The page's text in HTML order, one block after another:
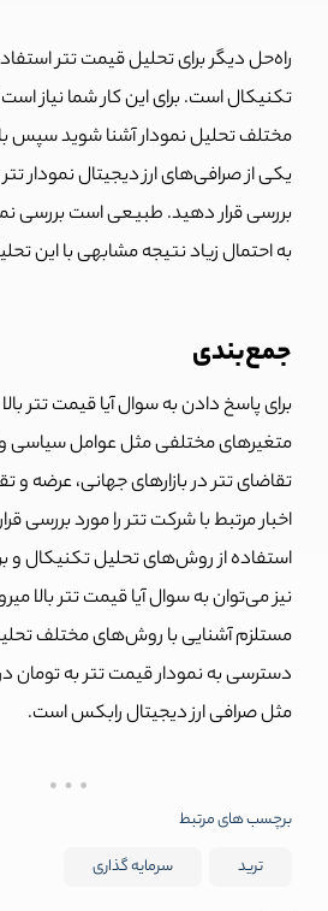
راه‌حل دیگر برای تحلیل قیمت تتر
تکنیکال است. برای این کار شما نیاز
مختلف تحلیل نمودار آشنا شوید سپس
یکی از صرافی‌های ارز دیجیتال نمودار
بررسی قرار دهید. طبیعی است بررسی
به احتمال زیاد نتیجه مشابهی با این
جمع‌بندی
برای پاسخ دادن به سوال آیا قیمت تتر
متغیرهای مختلفی مثل عوامل سیاسی
تقاضای تتر در بازارهای جهانی، عرضه و
اخبار مرتبط با شرکت تتر را مورد بررسی
استفاده از روش‌های تحلیل تکنیکال و
نیز می‌توان به سوال آیا قیمت تتر بالا
مستلزم آشنایی با روش‌های مختلف
دسترسی به نمودار قیمت تتر به تومان
مثل صرافی ارز دیجیتال رابکس است.
برچسب های مرتبط
ترید
سرمایه گذاری